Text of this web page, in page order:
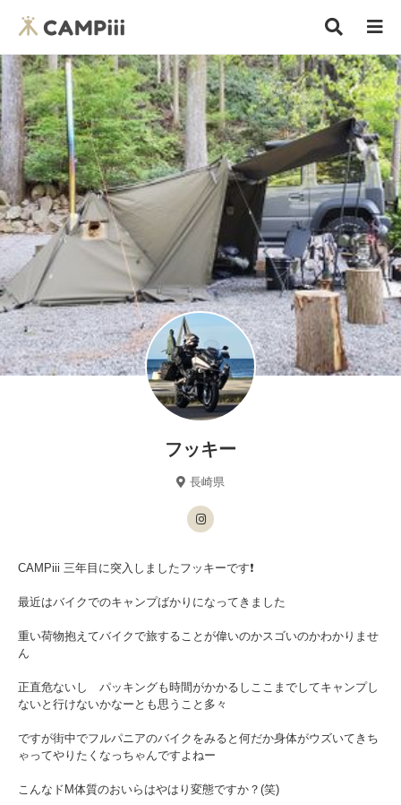
フッキー
長崎県
CAMPiii 三年目に突入しましたフッキーです❗️
最近はバイクでのキャンプばかりになってきました
重い荷物抱えてバイクで旅することが偉いのかスゴいのかわかりませ
ん
正直危ないし パッキングも時間がかかるしここまでしてキャンプし
ないと行けないかなーとも思うこと多々
ですが街中でフルパニアのバイクをみると何だか身体がウズいてきち
ゃってやりたくなっちゃんですよねー
こんなドM体質のおいらはやはり変態ですか？(笑)